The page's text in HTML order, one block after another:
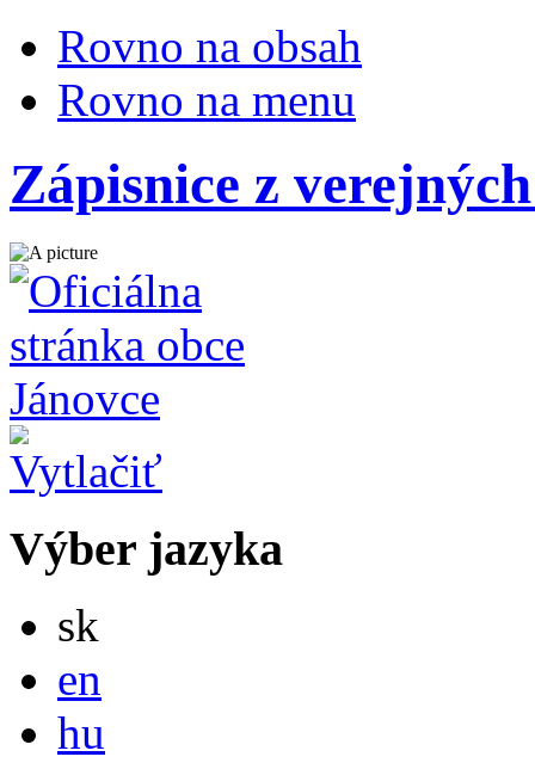
Rovno na obsah
Rovno na menu
Zápisnice z
Výber jazyka
sk
en
hu